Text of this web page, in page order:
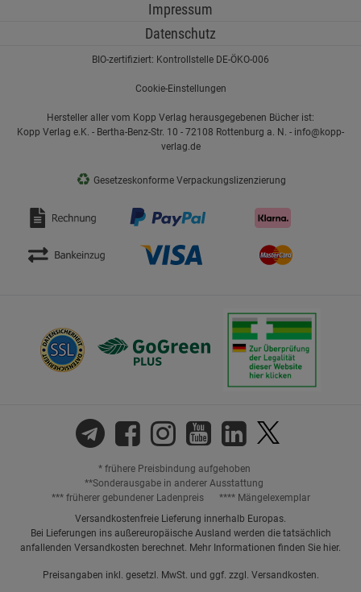
Impressum
Datenschutz
BIO-zertifiziert: Kontrollstelle DE-ÖKO-006
Cookie-Einstellungen
Hersteller aller vom Kopp Verlag herausgegebenen Bücher ist:
Kopp Verlag e.K. - Bertha-Benz-Str. 10 - 72108 Rottenburg a. N. - info@kopp-
verlag.de
♻ Gesetzeskonforme Verpackungslizenzierung
* frühere Preisbindung aufgehoben
**Sonderausgabe in anderer Ausstattung
*** früherer gebundener Ladenpreis
**** Mängelexemplar
Versandkostenfreie Lieferung innerhalb Europas.
Bei Lieferungen ins außereuropäische Ausland werden die tatsächlich
anfallenden Versandkosten berechnet. Mehr Informationen finden Sie hier.
Preisangaben inkl. gesetzl. MwSt. und ggf. zzgl. Versandkosten.